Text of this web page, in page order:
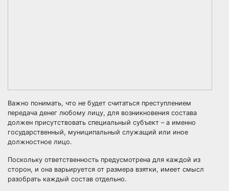
Важно понимать, что не будет считаться преступлением
передача денег любому лицу, для возникновения состава
должен присутствовать специальный субъект – а именно
государственный, муниципальный служащий или иное
должностное лицо.
Поскольку ответственность предусмотрена для каждой из
сторон, и она варьируется от размера взятки, имеет смысл
разобрать каждый состав отдельно.